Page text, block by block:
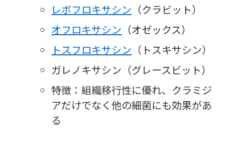
レボフロキサシン （クラビット）
オフロキサシン （オゼックス）
トスフロキサシン （トスキサシン）
ガレノキサシン（グレースビット）
特徴：組織移行性に優れ、クラミジ
アだけでなく他の細菌にも効果があ
る